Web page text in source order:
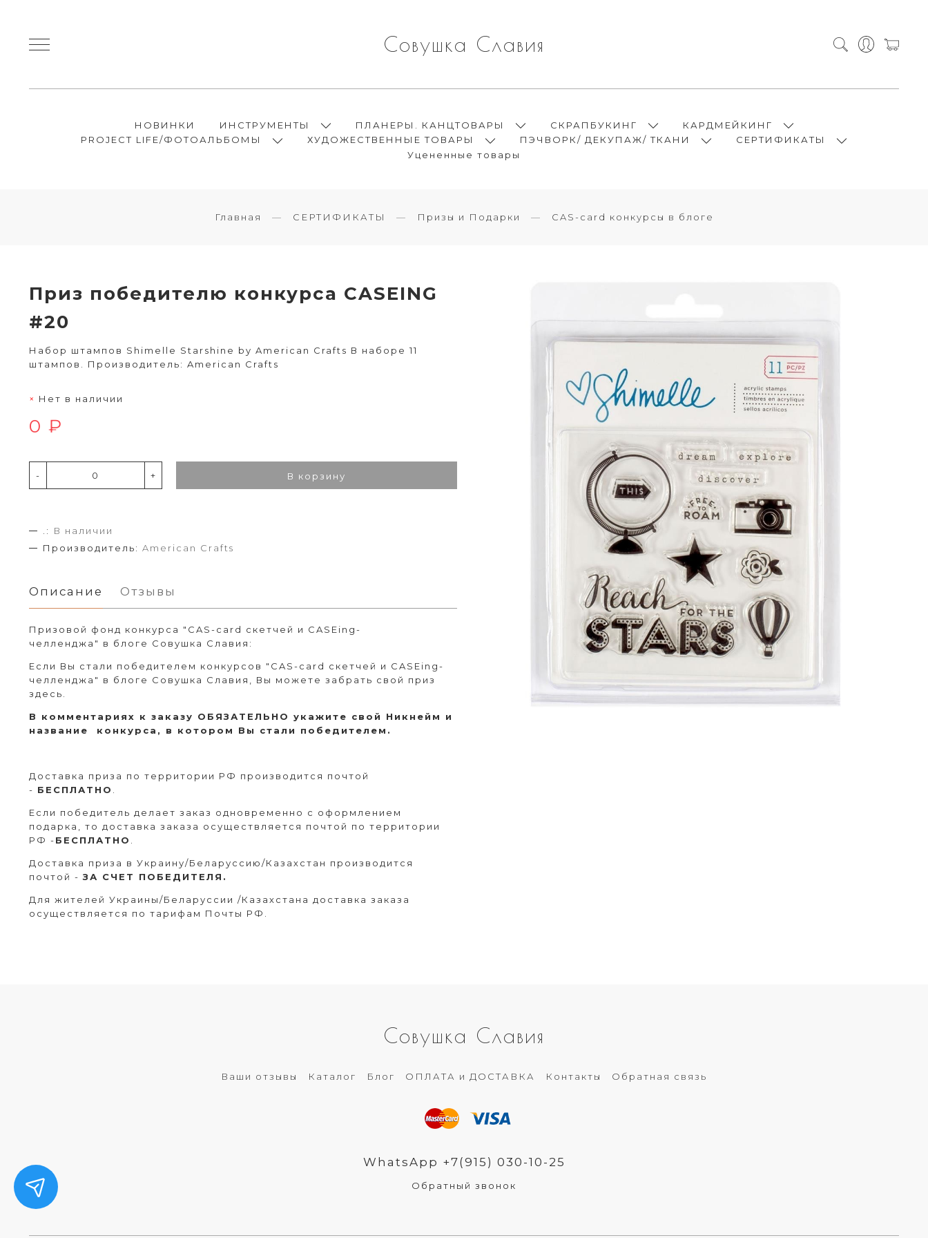
Совушка Славия
НОВИНКИ ИНСТРУМЕНТЫ ПЛАНЕРЫ. КАНЦТОВАРЫ СКРАПБУКИНГ
КАРДМЕЙКИНГ
PROJECT LIFE/ФОТОАЛЬБОМЫ
ХУДОЖЕСТВЕННЫЕ ТОВАРЫ ПЭЧВОРК/ ДЕКУПАЖ/ ТКАНИ
СЕРТИФИКАТЫ
Уцененные товары
Главная СЕРТИФИКАТЫ Призы и Подарки CAS-card конкурсы в блоге
Приз победителю конкурса CASEING
#20
Набор штампов Shimelle Starshine by American Crafts В наборе 11
штампов. Производитель: American Crafts
Нет в наличии
0 ₽
- + В корзину
.:
В наличии
Производитель: American Crafts
Описание Отзывы
Призовой фонд конкурса "CAS-card скетчей и CASEing-
челленджа" в блоге Совушка Славия :
Если Вы стали победителем конкурсов "CAS-card скетчей и CASEing-
челленджа" в блоге Совушка Славия, Вы можете забрать свой приз
здесь.
В комментариях к заказу ОБЯЗАТЕЛЬНО укажите свой Никнейм и
название конкурса, в котором Вы стали победителем.
Доставка приза по территории РФ производится почтой
- БЕСПЛАТНО
Если победитель делает заказ одновременно с оформлением
подарка, то доставка заказа осуществляется почтой по территории
РФ -БЕСПЛАТНО
Доставка приза в Украину/Беларуссию/Казахстан производится
почтой -ЗА СЧЕТ ПОБЕДИТЕЛЯ.
Для жителей Украины/Беларуссии /Казахстана доставка заказа
осуществляется по тарифам Почты РФ.
Совушка Славия
Ваши отзывы Каталог Блог ОПЛАТА и ДОСТАВКА Контакты Обратная связь
WhatsApp +7(915) 030-10-25
Обратный звонок